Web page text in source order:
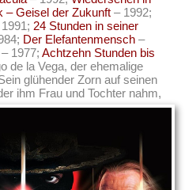
– Geisel der Zukunft – 1992;
24 Stunden in seiner
Der Elefantenmensch –
– 1977;Achtzehn Stunden bis
de la Vega, der ehemalige
glühender Zorn auf seinen
ihm Frau und Tochter nahm,